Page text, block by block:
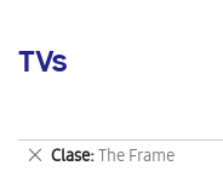
TVs
Clase The Frame
Eliminar